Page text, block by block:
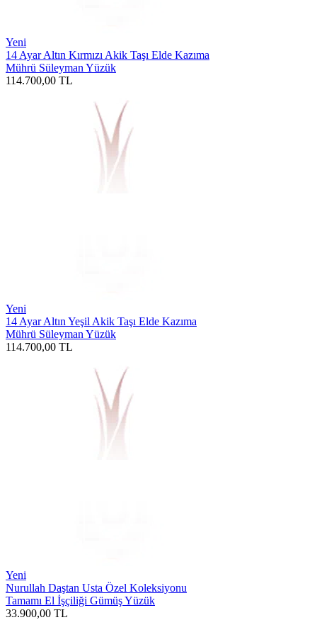
Yeni
14 Ayar Altın Kırmızı Akik Taşı Elde Kazıma
Mührü Süleyman Yüzük
114.700,00 TL
Yeni
14 Ayar Altın Yeşil Akik Taşı Elde Kazıma
Mührü Süleyman Yüzük
114.700,00 TL
Yeni
Nurullah Daştan Usta Özel Koleksiyonu
Tamamı El İşçiliği Gümüş Yüzük
33.900,00 TL